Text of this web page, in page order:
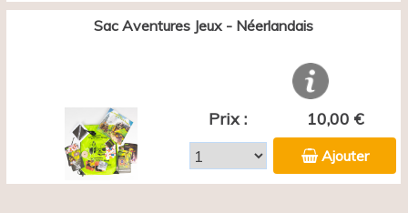
Sac Aventures Jeux - Néerlandais
Prix : 10,00 €
Ajouter